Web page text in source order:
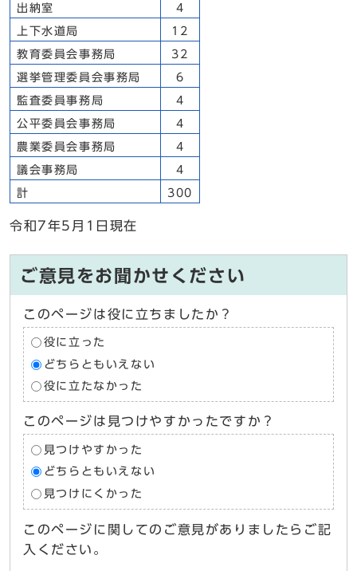
出納室 4
上下水道局 12
教育委員会事務局 32
選挙管理委員会事務局 6
監査委員事務局 4
公平委員会事務局 4
農業委員会事務局 4
議会事務局 4
計 300
令和7年5月1日現在
ご意見をお聞かせください
このページは役に立ちましたか？
役に立った
どちらともいえない
役に立たなかった
このページは見つけやすかったですか？
見つけやすかった
どちらともいえない
見つけにくかった
このページに関してのご意見がありましたらご記
入ください。